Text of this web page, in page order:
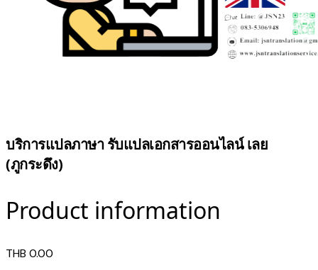
บริการแปลภาษา รับแปลเอกสารออนไลน์ เลย
(ภูกระดึง)
Product information
THB 0.00